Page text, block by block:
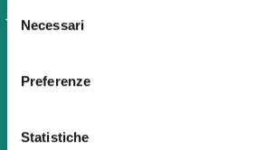
delNecessari
Preferenze
Statistiche
soluzioni funzionali per
Il risultato è un packaging